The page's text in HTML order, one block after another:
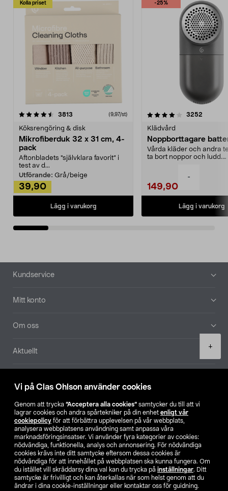
Vi på Clas Ohlson använder cookies
Genom att trycka ”Acceptera alla cookies” samtycker du till att vi
lagrar cookies och andra spårtekniker på din enhet enligt vår
cookiepolicy för att förbättra upplevelsen på vår webbplats,
analysera webbplatsens användning samt anpassa våra
marknadsföringsinsatser. Vi använder fyra kategorier av cookies:
nödvändiga, funktionella, analys och annonsering. För nödvändiga
cookies krävs inte ditt samtycke eftersom dessa cookies är
nödvändiga för att innehållet på webbplatsen ska kunna fungera. Om
du istället vill skräddarsy dina val kan du trycka på inställningar. Ditt
samtycke är frivilligt och kan återkallas när som helst genom att du
ändrar i dina cookie-inställningar eller kontaktar oss för guidning.
-
+
Kolla priset
3813 (9,97/st)
Köksrengöring & disk
Mikrofiberduk 32 x 31 cm, 4-
pack
Aftonbladets "självklara favorit” i
test av d...
Utförande: Grå/beige
39,90
Lägg i varukorg
-25%
4.0av 5 stjärnor 3252
Klädvård
Noppborttagare
Vårda kläder och andra
ta bort noppor och ludd.
149,90
Lägg i varukorg
4.5av 5 stjärnor
Sidfot
Kundservice
Mitt konto
Om oss
Aktuellt
Hitta butik
SE NO FI